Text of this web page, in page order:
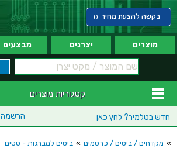
בקשה להצעת מחיר 0
מוצרים יצרנים מבצעים
קטגוריות מוצרים
חדש בטלמיר? לחץ כאן הרשמה
» מקדחים / ביטים / כרסמים » ביטים למברגות - סטים